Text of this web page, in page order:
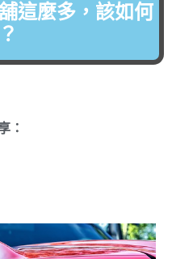
這麼多，該如何
：